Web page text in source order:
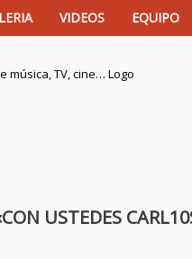
VIDEOS EQUIPO
USTEDES